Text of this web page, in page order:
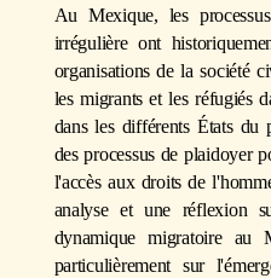
Au Mexique, les
irrégulière ont
organisations de la société
les migrants et les réfugiés
dans les différents États du
des processus de plaidoyer
l'accès aux droits de
analyse et une réflexion
dynamique migratoire au
particulièrement sur